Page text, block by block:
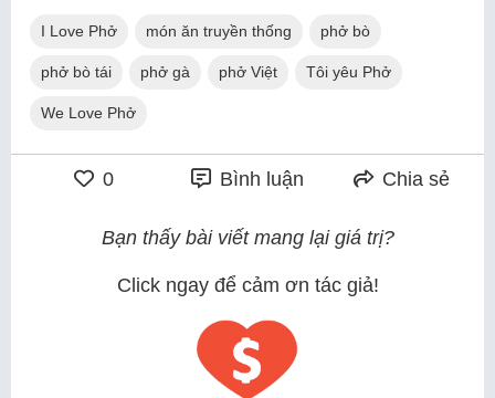
I Love Phở món ăn truyền thống phở bò
phở bò tái phở gà phở Việt Tôi yêu Phở
We Love Phở
0 Bình luận Chia sẻ
Bạn thấy bài viết mang lại giá trị?
Click ngay để cảm ơn tác giả!